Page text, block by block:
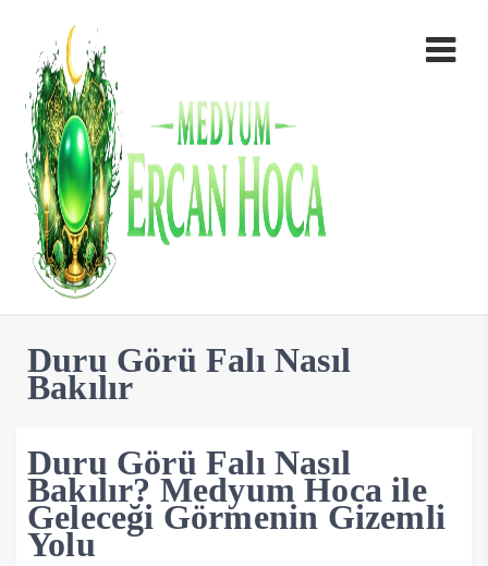
Duru Görü Falı Nasıl
Bakılır
Duru Görü Falı Nasıl
Bakılır? Medyum Hoca ile
Geleceği Görmenin Gizemli
Yolu